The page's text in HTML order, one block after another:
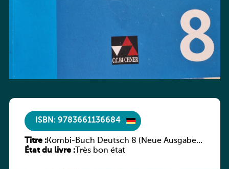
ISBN: 9783661136684
Titre :Kombi-Buch Deutsch 8 (Neue Ausgabe
Luxemburg)
État du livre :Très bon état